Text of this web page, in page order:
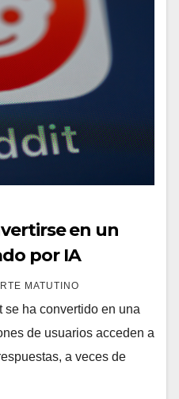
en un
por IA
MATUTINO
se ha convertido en una
de usuarios acceden a
a veces de